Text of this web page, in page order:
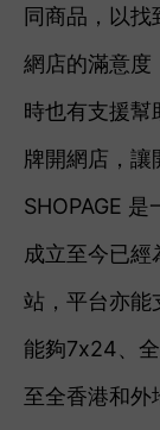
同商品，以
網店的滿意度
時也有支援幫
牌開網店，讓
SHOPAGE
成立至今已
站，平台亦能
能夠7x24、
至全香港和外